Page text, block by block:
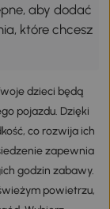
aby dodać
które chcesz
dzieci będą
pojazdu. Dzięki
co rozwija ich
zapewnia
godzin zabawy.
powietrzu,